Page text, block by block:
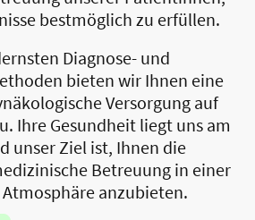
bestmöglich zu erfüllen.
Diagnose- und
bieten wir Ihnen eine
Versorgung auf
Ihre Gesundheit liegt uns am
unser Ziel ist, Ihnen die
Betreuung in einer
anzubieten.